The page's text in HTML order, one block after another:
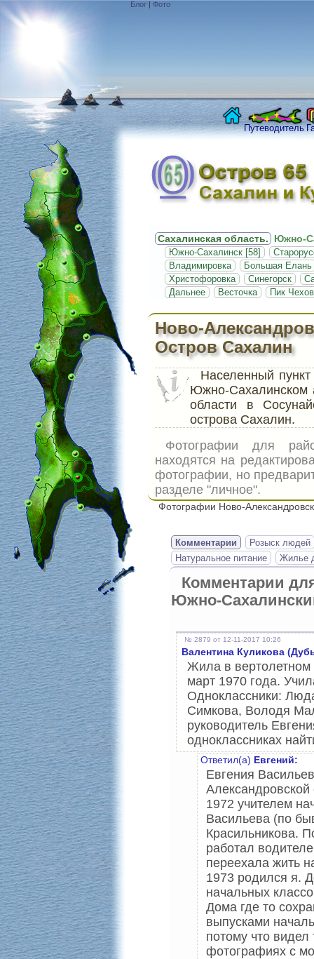
Блог | Фото
Путеводитель
Сахалинская область. Южно-
Южно-Сахалинск [58]
Владимировка
Большая Елань
Христофоровка
Синегорск
Дальнее
Весточка Пик
Ново-
Остров Сахалин
Населенный пункт
Южно-Сахалинском
области в
острова Сахалин.
Фотографии для
находятся на
фотографии, но
разделе "личное".
Фотографии Ново-
Комментарии
Розыск людей
Натуральное питание
Жилье
Комментарии
Южно-
№ 2879 от 12-11-2017 10:26
Валентина Куликова
Жила в вертолетном
март 1970 года.
Одноклассники:
Симкова, Володя
руководитель
одноклассниках
Ответил(а) Евгений:
Евгения
1972 учителем
Васильева (по
Красильникова.
работал
переехала жить
1973 родился я.
начальных
Дома где то
выпусками
потому что
фотографиях с